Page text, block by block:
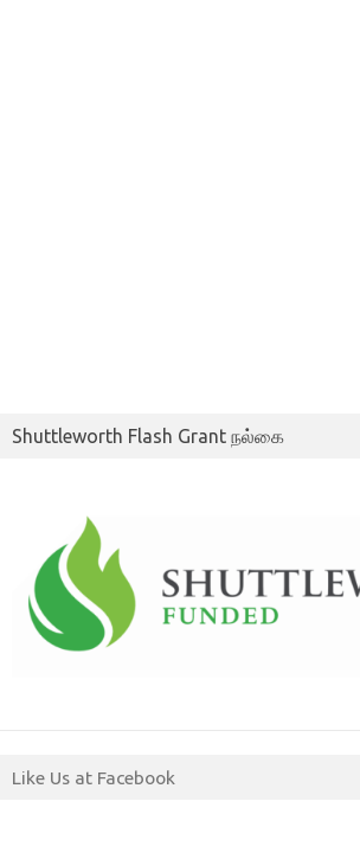
Shuttleworth Flash Grant நல்கை
Like Us at Facebook